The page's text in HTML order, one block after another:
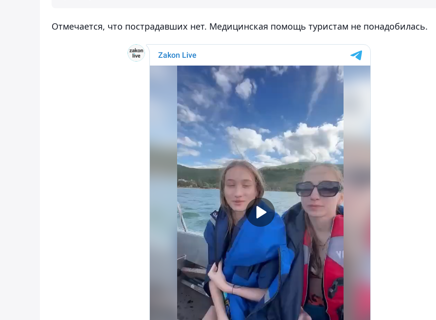
Отмечается, что пострадавших нет. Медицинская помощь туристам не понадобилась.